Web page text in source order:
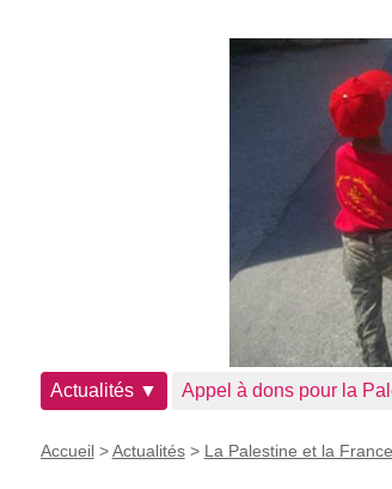
Actualités ▼ Appel à dons pour la
Accueil>Actualités> La Palestine et la France